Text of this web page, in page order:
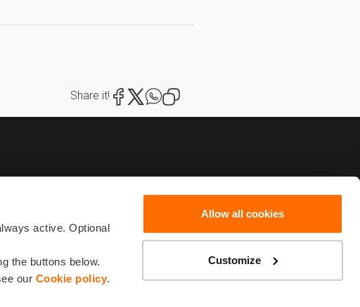
active. Optional
the buttons below.
our Cookie policy.
Allow all cookies
Customize
Share it!
82222